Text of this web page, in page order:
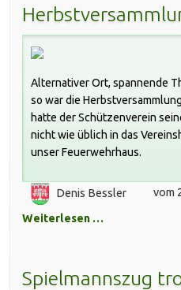
Alternativer Ort, spannende
so war die
hatte der Schützenverein
nicht wie üblich in das
unser Feuerwehrhaus.
Denis Bessler vom
Weiterlesen …
Spielmannszug